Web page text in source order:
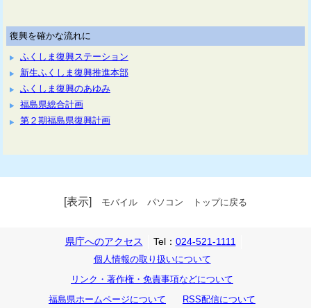
復興を確かな流れに
ふくしま復興ステーション
新生ふくしま復興推進本部
ふくしま復興のあゆみ
福島県総合計画
第２期福島県復興計画
[表示] モバイル パソコン トップに戻る
県庁へのアクセス Tel： 024-521-1111
個人情報の取り扱いについて
リンク・著作権・免責事項などについて
福島県ホームページについて
RSS配信について